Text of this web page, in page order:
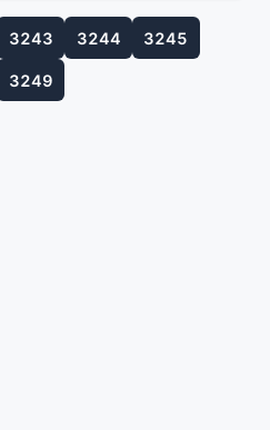
3243 3244 3245
3249